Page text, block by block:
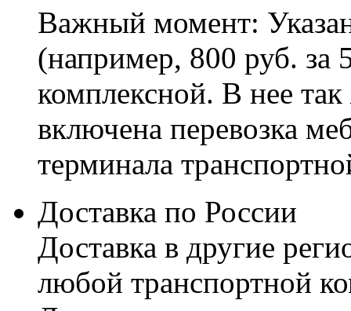
Важный момент:
(например, 800 руб. за
комплексной. В нее
включена перевозка
терминала
Доставка по России
Доставка в другие
любой транспортной